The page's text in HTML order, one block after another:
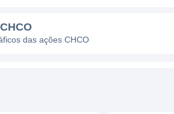
das ações CHCO